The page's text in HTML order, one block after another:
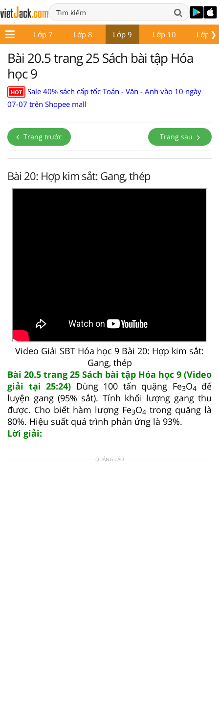
❯
6 Lớp 7 Lớp 8 Lớp 9 Lớp 10 Lớp
Bài 20.5 trang 25 Sách bài tập Hóa
học 9
HOT
Sale 40% sách cấp tốc Toán - Văn - Anh vào 10 ngày
07-07 trên Shopee mall
Trang trước Trang sau
Bài 20: Hợp kim sắt: Gang, thép
Video Giải SBT Hóa học 9 Bài 20: Hợp kim sắt:
Gang, thép
Bài 20.5 trang 25 Sách bài tập Hóa học 9 (Video
giải tại 25:24) Dùng 100 tấn quặng Fe3O4
để
luyện gang (95% sắt). Tính khối lượng gang thu
được. Cho biết hàm lượng Fe3O4 trong quặng là
80%. Hiệu suất quá trình phản ứng là 93%.
Lời giải:
QUẢNG CÁO